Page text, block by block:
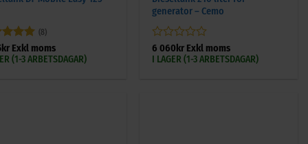
5
(8)
kr Exkl moms
(1-3 ARBETSDAGAR)
generator – Cemo
Betygsatt
0
6 060 krExkl moms
I LAGER (1-3 ARBETSDAGAR)